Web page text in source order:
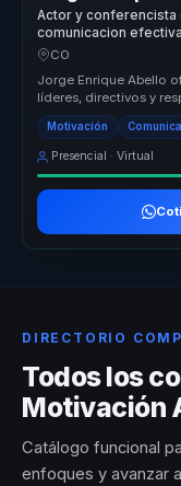
Actor y
comunicacion
audiencias.
CO
Jorge Enrique Abello
líderes, directivos y
atrás eq...
Motivación
Presencial · Virtual
DIRECTORIO
Todos los
Motivación
Catálogo funcional
enfoques y avanzar